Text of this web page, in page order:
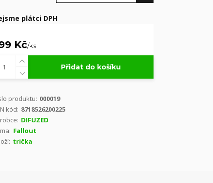
plátci DPH
Kč/ks
Přidat do košíku
produktu: 000019
kód: 8718526200225
DIFUZED
Fallout
trička